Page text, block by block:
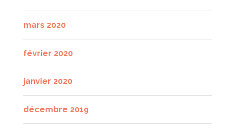
mars 2020
février 2020
janvier 2020
décembre 2019